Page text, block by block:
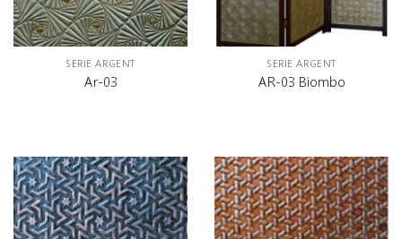
SERIE ARGENT
Ar-03
SERIE ARGENT
AR-03 Biombo